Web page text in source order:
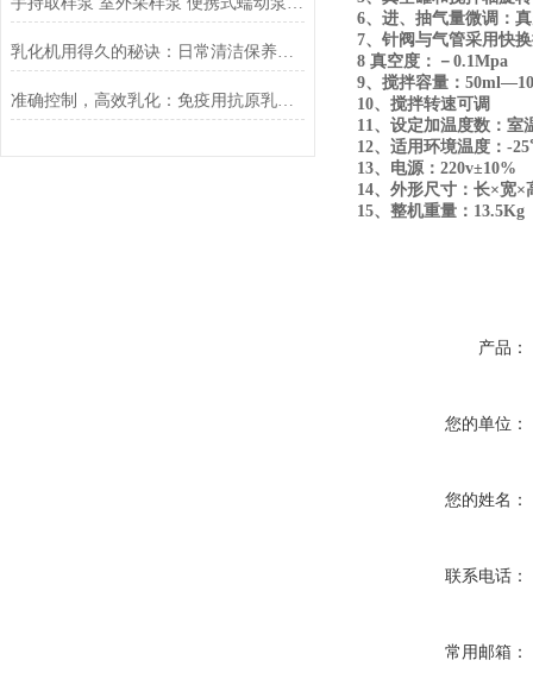
乳化机用得久的秘诀：日常清洁保养与常见故障排查方法
准确控制，高效乳化：免疫用抗原乳化装置的技术特点
6、进、抽气量微调：
7、针阀与气管采用快
8 真空度：－ 0.1Mpa
9、搅拌容量： 50ml—
10、搅拌转速可调
11、设定加温度数：室
12、适用环境温度： -25
13、电源： 220v±10%
14、外形尺寸：长×宽×
15、整机重量： 13.5Kg
产品：
您的单位：
您的姓名：
联系电话：
常用邮箱：